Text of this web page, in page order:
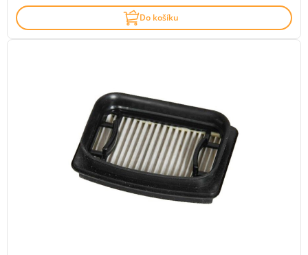
Do košíku